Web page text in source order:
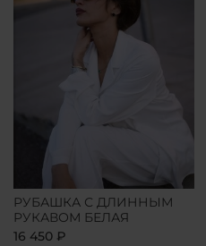
РУБАШКА С ДЛИННЫМ
РУКАВОМ БЕЛАЯ
16 450 ₽